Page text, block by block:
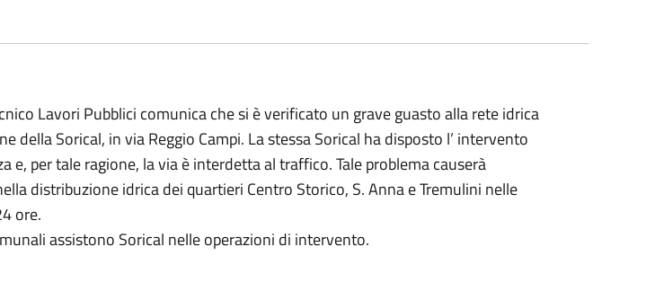
Lavori Pubblici comunica che si è verificato un grave guasto alla rete idrica
della Sorical, in via Reggio Campi. La stessa Sorical ha disposto l’ intervento
e, per tale ragione, la via è interdetta al traffico. Tale problema causerà
distribuzione idrica dei quartieri Centro Storico, S. Anna e Tremulini nelle
ore.
assistono Sorical nelle operazioni di intervento.